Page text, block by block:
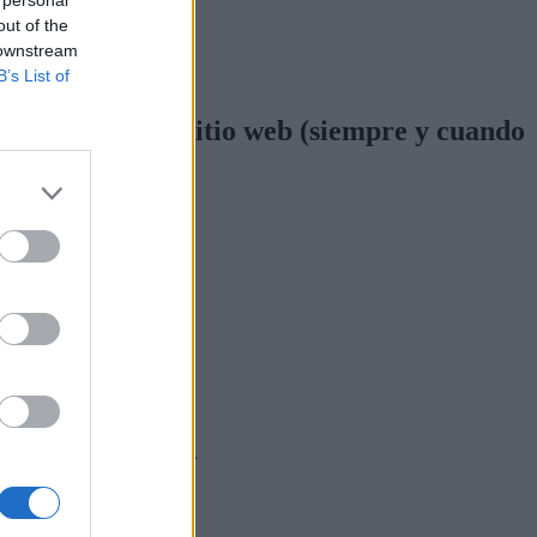
of the
List of
anuncio o un sitio web (siempre y cuando
.